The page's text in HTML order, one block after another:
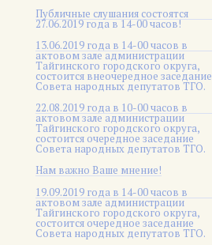
Публичные слушания состоятся
27.06.2019 года в 14-00 часов!
13.06.2019 года в 14-00 часов в
актовом зале администрации
Тайгинского городского округа,
состоится внеочередное заседание
Совета народных депутатов ТГО.
22.08.2019 года в 10-00 часов в
актовом зале администрации
Тайгинского городского округа,
состоится очередное заседание
Совета народных депутатов ТГО.
Нам важно Ваше мнение!
19.09.2019 года в 14-00 часов в
актовом зале администрации
Тайгинского городского округа,
состоится очередное заседание
Совета народных депутатов ТГО.